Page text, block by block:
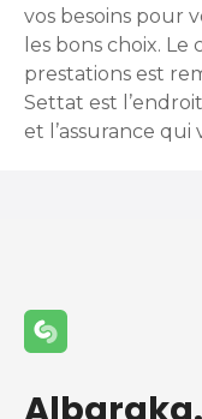
vos besoins pour
les bons choix.
prestations est
Settat est
et l’assurance